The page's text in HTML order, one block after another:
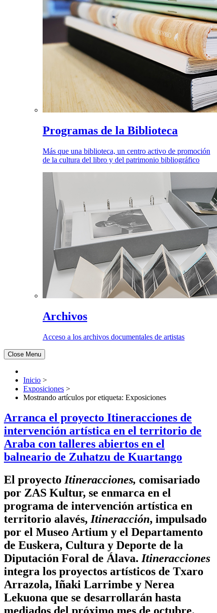
Programas de la Biblioteca
Más que una biblioteca, un centro activo de promoción
de la cultura del libro y del patrimonio bibliográfico
Archivos
Acceso a los archivos documentales de artistas
Close Menu
Inicio >
Exposiciones >
Mostrando artículos por etiqueta: Exposiciones
Arranca el proyecto Itineracciones de
intervención artística en el territorio de
Araba con talleres abiertos en el
balneario de Zuhatzu de Kuartango
El proyectoItineracciones, comisariado
por ZAS Kultur, se enmarca en el
programa de intervención artística en
territorio alavés,Itineracción, impulsado
por el Museo Artium y el Departamento
de Euskera, Cultura y Deporte de la
Diputación Foral de Álava.Itineracciones
integra los proyectos artísticos de Txaro
Arrazola, Iñaki Larrimbe y Nerea
Lekuona que se desarrollarán hasta